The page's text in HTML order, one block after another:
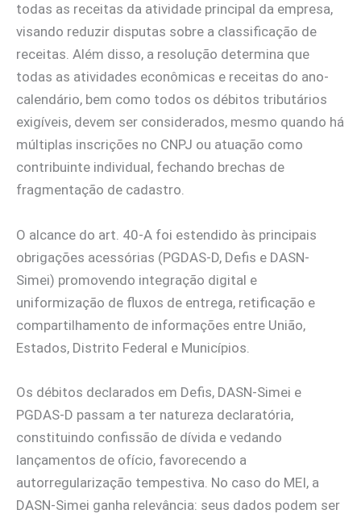
todas as receitas da atividade principal da empresa,
visando reduzir disputas sobre a classificação de
receitas. Além disso, a resolução determina que
todas as atividades econômicas e receitas do ano-
calendário, bem como todos os débitos tributários
exigíveis, devem ser considerados, mesmo quando há
múltiplas inscrições no CNPJ ou atuação como
contribuinte individual, fechando brechas de
fragmentação de cadastro.
O alcance do art. 40-A foi estendido às principais
obrigações acessórias (PGDAS-D, Defis e DASN-
Simei) promovendo integração digital e
uniformização de fluxos de entrega, retificação e
compartilhamento de informações entre União,
Estados, Distrito Federal e Municípios.
Os débitos declarados em Defis, DASN-Simei e
PGDAS-D passam a ter natureza declaratória,
constituindo confissão de dívida e vedando
lançamentos de ofício, favorecendo a
autorregularização tempestiva. No caso do MEI, a
DASN-Simei ganha relevância: seus dados podem ser